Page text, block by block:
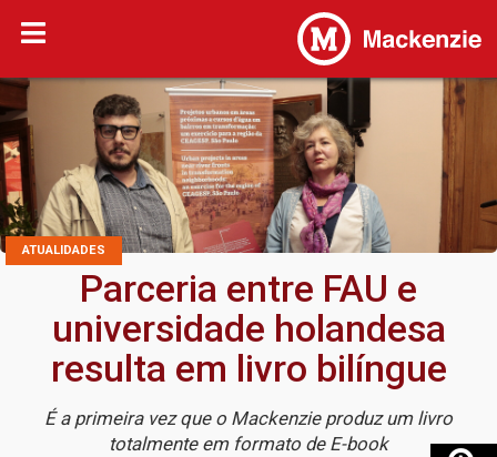
ATUALIDADES
Parceria entre FAU e
universidade holandesa
resulta em livro bilíngue
É a primeira vez que o Mackenzie produz um livro
totalmente em formato de E-book